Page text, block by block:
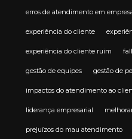
erros de atendimento em
experiência do cliente
experiência do cliente ruim
gestão de equipes gestão de
impactos do atendimento ao
liderança empresarial
prejuízos do mau atendimento